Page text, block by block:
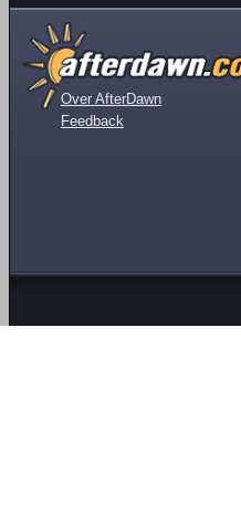
Over AfterDawn
Feedback